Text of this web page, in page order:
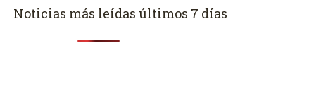
Noticias más leídas últimos 7 días